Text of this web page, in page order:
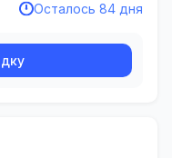
Осталось 84 дня